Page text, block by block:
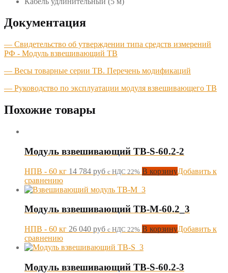
Документация
— Свидетельство об утверждении типа средств измерений
РФ - Модуль взвешивающий ТВ
— Весы товарные серии TB. Перечень модификаций
— Руководство по эксплуатации модуля взвешивающего TB
Похожие товары
Модуль взвешивающий TB-S-60.2-2
НПВ - 60 кг 14 784 руб с НДС 22% В корзинуДобавить к
сравнению
Модуль взвешивающий ТВ-М-60.2_3
НПВ - 60 кг 26 040 руб с НДС 22% В корзинуДобавить к
сравнению
Модуль взвешивающий TB-S-60.2-3